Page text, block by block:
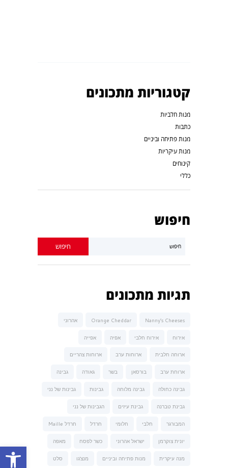
פתח סרגל נגישות
קטגוריות מתכונים
מנות חלביות
כתבות
מנות פתיחה וביניים
מנות עיקריות
קינוחים
כללי
חיפוש
תגיות מתכונים
Nanny’s Cheeses
Orange Cheddar אהרוני
אירוח אירוח חלבי אפיה אפייה
ארוחה חלבית ארוחות ערב ארוחות צהריים
ארוחת ערב בורסאן בשר גאודה גבינה
גבינה כחולה גבינה מלוחה גבינות גבינות של נני
גבינת טברנה גבינת עיזים הגבינות של נני
המבורגר חלבי חלומי חרדל חרדל Maille
יונית צוקרמן ישראל אהרוני כשר לפסח מאפה
מנה עיקרית מנות פתיחה וביניים מנצ'גו סלט